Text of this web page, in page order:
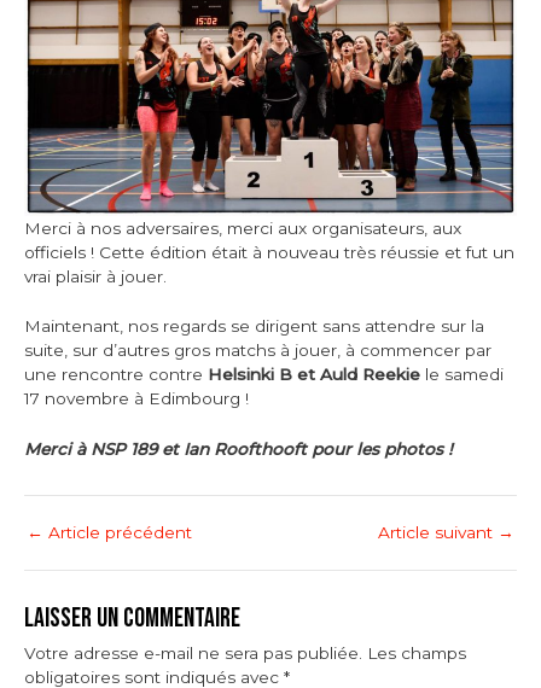
Merci à nos adversaires, merci aux organisateurs, aux
officiels ! Cette édition était à nouveau très réussie et fut un
vrai plaisir à jouer.
Maintenant, nos regards se dirigent sans attendre sur la
suite, sur d’autres gros matchs à jouer, à commencer par
une rencontre contre Helsinki B et Auld Reekie le samedi
17 novembre à Edimbourg !
Merci à NSP 189 et Ian Roofthooft pour les photos !
← Article précédent Article suivant →
LAISSER UN COMMENTAIRE
Votre adresse e-mail ne sera pas publiée.
Les champs
obligatoires sont indiqués avec *